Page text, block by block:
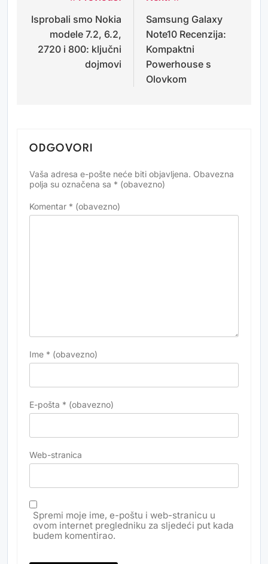
objava
Isprobali smo Nokia
modele 7.2, 6.2,
2720 i 800: ključni
dojmovi
Samsung Galaxy
Note10 Recenzija:
Kompaktni
Powerhouse s
Olovkom
ODGOVORI
Vaša adresa e-pošte neće biti objavljena. Obavezna
polja su označena sa * (obavezno)
Komentar * (obavezno)
Ime * (obavezno)
E-pošta * (obavezno)
Web-stranica
Spremi moje ime, e-poštu i web-stranicu u
ovom internet pregledniku za sljedeći put kada
budem komentirao.
Alternative: